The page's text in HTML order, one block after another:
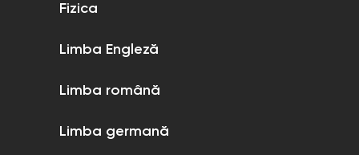
Fizica
Limba Engleză
Limba română
Limba germană